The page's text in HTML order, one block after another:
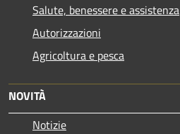
Salute, benessere e assistenza
Autorizzazioni
Agricoltura e pesca
NOVITÀ
Notizie